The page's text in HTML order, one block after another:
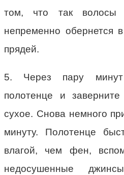
том, что так волосы
непременно обернется
прядей.
5. Через пару
полотенце и
сухое. Снова немного
минуту. Полотенце
влагой, чем фен,
недосушенные